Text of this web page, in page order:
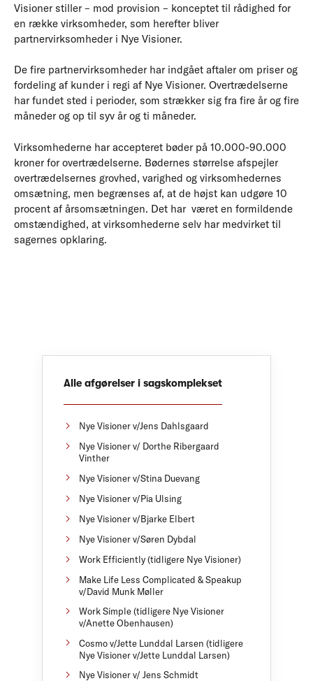
Visioner stiller – mod provision – konceptet til rådighed for
en række virksomheder, som herefter bliver
partnervirksomheder i Nye Visioner.
De fire partnervirksomheder har indgået aftaler om priser og
fordeling af kunder i regi af Nye Visioner. Overtrædelserne
har fundet sted i perioder, som strækker sig fra fire år og fire
måneder og op til syv år og ti måneder.
Virksomhederne har accepteret bøder på 10.000-90.000
kroner for overtrædelserne. Bødernes størrelse afspejler
overtrædelsernes grovhed, varighed og virksomhedernes
omsætning, men begrænses af, at de højst kan udgøre 10
procent af årsomsætningen. Det har været en formildende
omstændighed, at virksomhederne selv har medvirket til
sagernes opklaring.
Alle afgørelser i sagskomplekset
Nye Visioner v/Jens Dahlsgaard
Nye Visioner v/ Dorthe Ribergaard
Vinther
Nye Visioner v/Stina Duevang
Nye Visioner v/Pia Ulsing
Nye Visioner v/Bjarke Elbert
Nye Visioner v/Søren Dybdal
Work Efficiently (tidligere Nye Visioner)
Make Life Less Complicated & Speakup
v/David Munk Møller
Work Simple (tidligere Nye Visioner
v/Anette Obenhausen)
Cosmo v/Jette Lunddal Larsen (tidligere
Nye Visioner v/Jette Lunddal Larsen)
Nye Visioner v/ Jens Schmidt